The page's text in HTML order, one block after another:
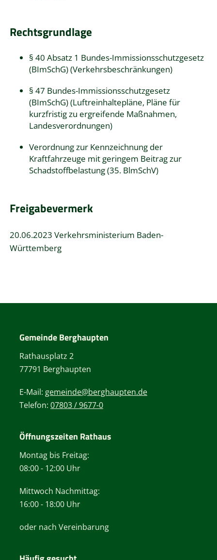
Rechtsgrundlage
§ 40 Absatz 1 Bundes-Immissionsschutzgesetz
(BImSchG) (Verkehrsbeschränkungen)
§ 47 Bundes-Immissionsschutzgesetz
(BImSchG) (Luftreinhaltepläne, Pläne für
kurzfristig zu ergreifende Maßnahmen,
Landesverordnungen)
Verordnung zur Kennzeichnung der
Kraftfahrzeuge mit geringem Beitrag zur
Schadstoffbelastung (35. BlmSchV)
Freigabevermerk
20.06.2023 Verkehrsministerium Baden-
Württemberg
Gemeinde Berghaupten
Rathausplatz 2
77791 Berghaupten
E-Mail: gemeinde@berghaupten.de
Telefon: 07803 / 9677-0
Öffnungszeiten Rathaus
Montag bis Freitag:
08:00 - 12:00 Uhr
Mittwoch Nachmittag:
16:00 - 18:00 Uhr
oder nach Vereinbarung